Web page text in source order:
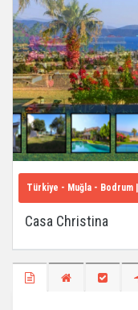
Türkiye - Muğla - Bodrum
Casa Christina